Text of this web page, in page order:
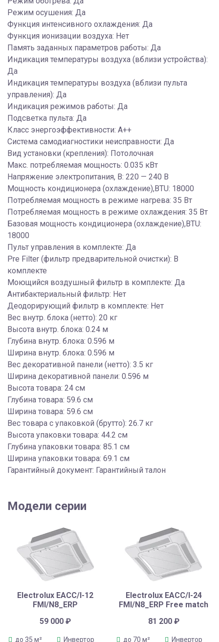
Режим осушения: Да
Функция интенсивного охлаждения: Да
Функция ионизации воздуха: Нет
Память заданных параметров работы: Да
Индикация температуры воздуха (вблизи устройства):
Да
Индикация температуры воздуха (вблизи пульта
управления): Да
Индикация режимов работы: Да
Подсветка пульта: Да
Класс энергоэффективности: A++
Система самодиагностики неисправности: Да
Вид установки (крепления): Потолочная
Макс. потребляемая мощность: 0.035 кВт
Напряжение электропитания, В: 220 — 240 В
Мощность кондиционера (охлаждение),BTU: 18000
Потребляемая мощность в режиме нагрева: 35 Вт
Потребляемая мощность в режиме охлаждения: 35 Вт
Базовая мощность кондиционера (охлаждение),BTU:
18000
Пульт управления в комплекте: Да
Pre Filter (фильтр предварительной очистки): В
комплекте
Моющийся воздушный фильтр в комплекте: Да
Антибактериальный фильтр: Нет
Деодорирующий фильтр в комплекте: Нет
Вес внутр. блока (нетто): 20 кг
Высота внутр. блока: 0.24 м
Глубина внутр. блока: 0.596 м
Ширина внутр. блока: 0.596 м
Вес декоративной панели (нетто): 3.5 кг
Ширина декоративной панели: 0.596 м
Высота товара: 24 см
Глубина товара: 59.6 см
Ширина товара: 59.6 см
Вес товара с упаковкой (брутто): 26.7 кг
Высота упаковки товара: 44.2 см
Глубина упаковки товара: 85.1 см
Ширина упаковки товара: 69.1 см
Гарантийный документ: Гарантийный талон
Модели серии
Electrolux EACC/I-12
FMI/N8_ERP
59 000₽
до 35 м²
Инвертор
Electrolux EACC/I-24
FMI/N8_ERP Free match
81 200 ₽
до 70 м²
Инвертор